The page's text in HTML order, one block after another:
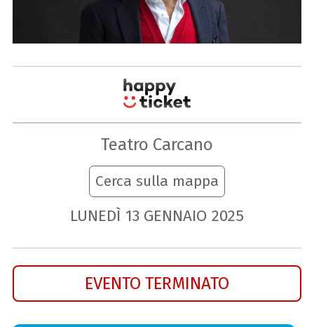
Teatro Carcano
Cerca sulla mappa
LUNEDÌ 13 GENNAIO 2025
EVENTO TERMINATO